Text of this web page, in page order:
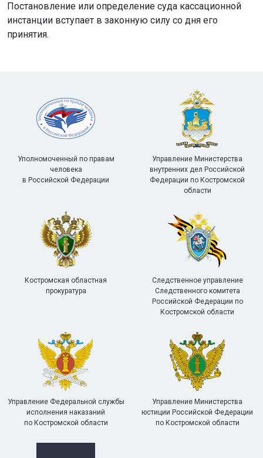
Постановление или определение суда кассационной
инстанции вступает в законную силу со дня его
принятия.
Уполномоченный по правам
человека
в Российской Федерации
Управление Министерства
внутренних дел Российской
Федерации по Костромской
области
Костромская областная
прокуратура
Следственное управление
Следственного комитета
Российской Федерации по
Костромской области
Управление Федеральной службы
исполнения наказаний
по Костромской области
Управление Министерства
юстиции Российской Федерации
по Костромской области